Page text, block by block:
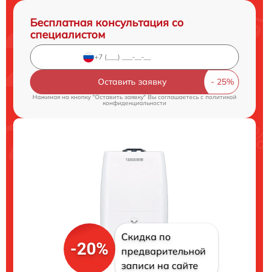
Бесплатная консультация со
специалистом
Оставить заявку
Нажимая на кнопку "Оставить заявку" Вы соглашаетесь cполитикой
конфиденциальности
-20%
Скидка по
предварительной
записи на сайте